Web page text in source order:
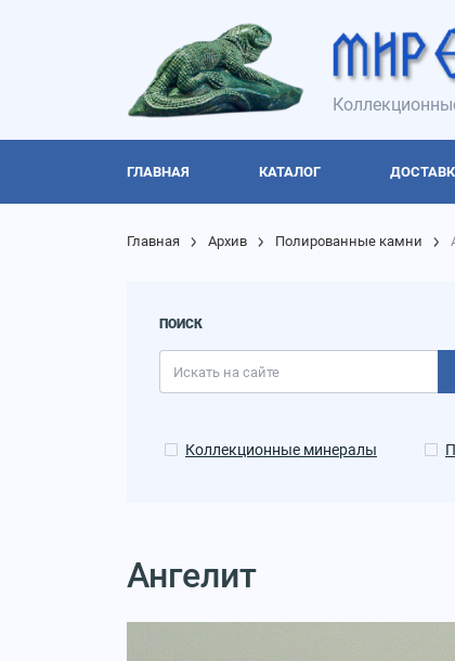
ГЛАВНАЯ КАТАЛОГ
Главная Архив Полированные камни
ПОИСК
Коллекционные минералы
Ангелит